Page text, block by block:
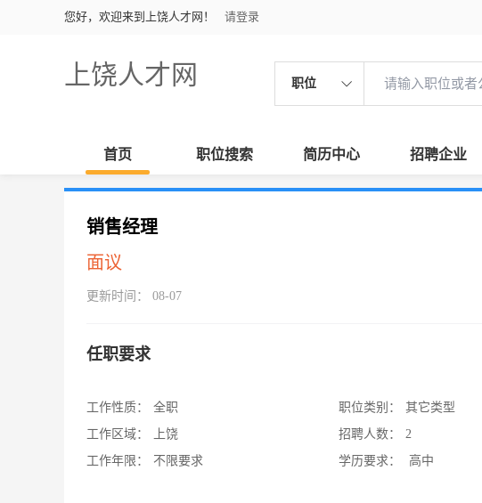
您好，欢迎来到上饶人才网！ 请登录
上饶人才网 职位
首页 职位搜索 简历中心 招聘企业
销售经理
面议
更新时间： 08-07
任职要求
工作性质：
全职
工作区域：
上饶
工作年限：
不限要求
职位类别：
其它类型
招聘人数：
2
学历要求：
高中